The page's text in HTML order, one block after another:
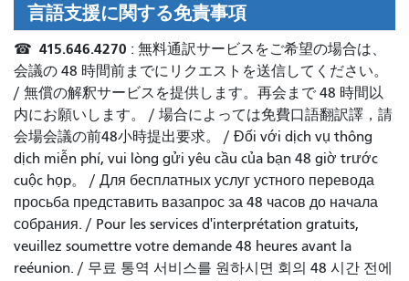
言語支援に関する免責事項
☎ 415.646.4270 : 無料通訳サービスをご希望の場合は、
会議の 48 時間前までにリクエストを送信してください。
/ 無償の解釈サービスを提供します。再会まで 48 時間以
内にお願いします。
/ 場合によっては免費口語翻訳譯，請
会場会議の前48小時提出要求。 / Đối với dịch vụ thông
dịch miễn phí, vui lòng gửi yêu cầu của bạn 48 giờ trước
cuộc họp。 / Для бесплатных услуг устного перевода
просьба представить вазапрос за 48 часов до начала
собрания. / Pour les services d'interprétation gratuits,
veuillez soumettre votre demande 48 heures avant la
reéunion. / 무료 통역 서비스를 원하시면 회의 48 시간 전에